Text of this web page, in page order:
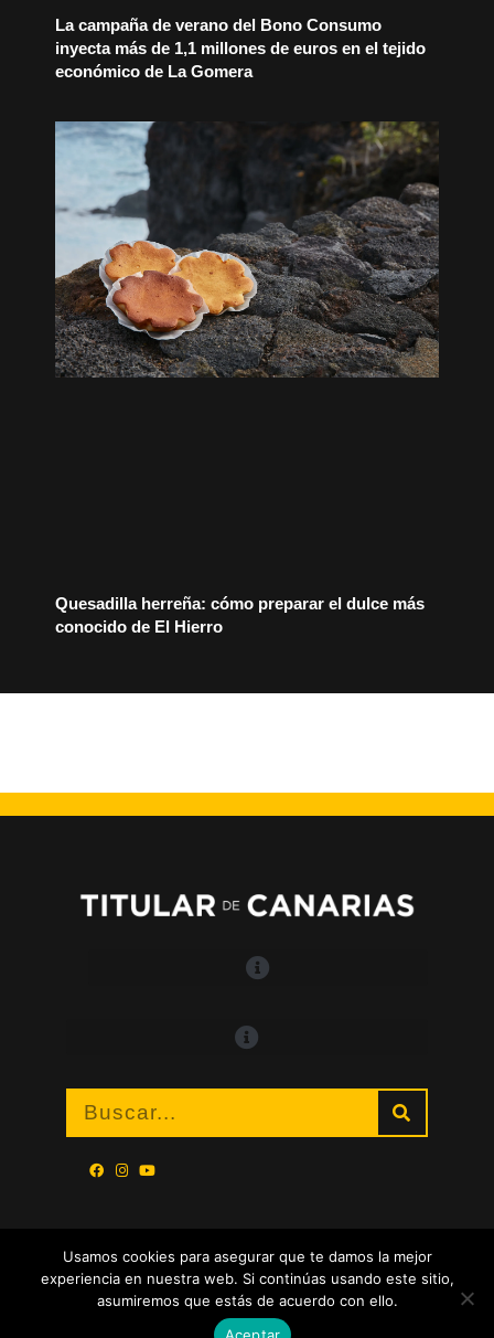
La campaña de verano del Bono Consumo
inyecta más de 1,1 millones de euros en el tejido
económico de La Gomera
Quesadilla herreña: cómo preparar el dulce más
conocido de El Hierro
Usamos cookies para asegurar que te damos la mejor
experiencia en nuestra web. Si continúas usando este sitio,
asumiremos que estás de acuerdo con ello.
Aceptar